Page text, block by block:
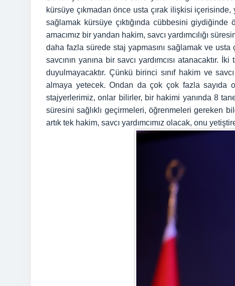
kürsüye çıkmadan önce usta çırak ilişkisi
sağlamak kürsüye çıktığında cübbesini
amacımız bir yandan hakim, savcı yardımcılığı
daha fazla sürede staj yapmasını sağlamak ve
savcının yanına bir savcı yardımcısı
duyulmayacaktır. Çünkü birinci sınıf hakim ve
almaya yetecek. Ondan da çok çok fazla sayıda
stajyerlerimiz, onlar bilirler, bir hakimi yanında 8
süresini sağlıklı geçirmeleri, öğrenmeleri gereken
artık tek hakim, savcı yardımcımız olacak, onu